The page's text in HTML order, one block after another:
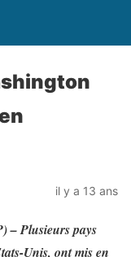
il y a 13 ans
– Plusieurs pays
Unis, ont mis en